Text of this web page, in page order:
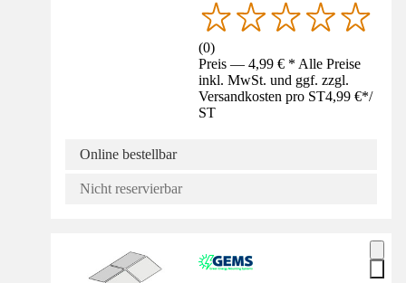
(0)
Preis — 4,99 € * Alle Preise
inkl. MwSt. und ggf. zzgl.
Versandkosten pro ST4,99 €*/
ST
Online bestellbar
Nicht reservierbar